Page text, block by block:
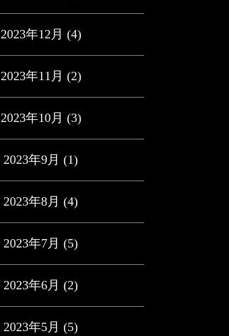
2023年12月 (4)
2023年11月 (2)
2023年10月 (3)
2023年9月 (1)
2023年8月 (4)
2023年7月 (5)
2023年6月 (2)
2023年5月 (5)